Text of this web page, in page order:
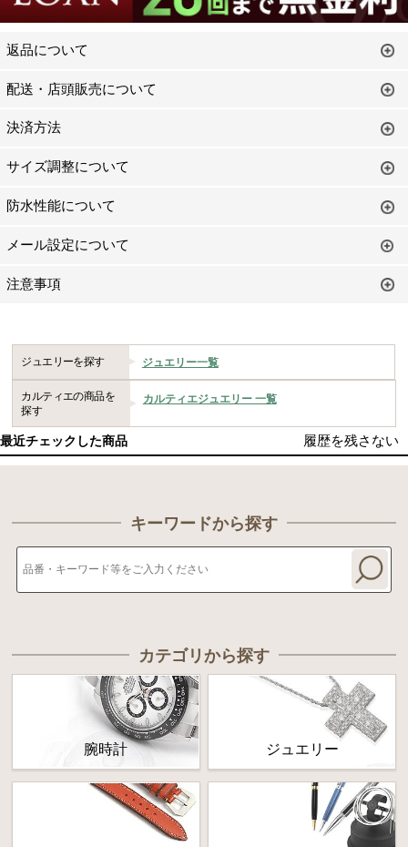
返品について
配送・店頭販売について
決済方法
サイズ調整について
防水性能について
メール設定について
注意事項
ジュエリーを探す ジュエリー一覧
カルティエの商品を
探す
カルティエジュエリー 一覧
最近チェックした商品 履歴を残さない
キーワードから探す
カテゴリから探す
腕時計 ジュエリー